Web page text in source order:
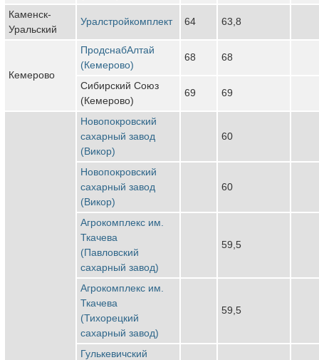
Каменск-
Уральский
Уралстройкомплект 64 63,8
Кемерово
ПродснабАлтай
(Кемерово)
68 68
Сибирский Союз
(Кемерово)
69 69
Новопокровский
сахарный завод
(Викор)
60
Новопокровский
сахарный завод
(Викор)
60
Агрокомплекс им.
Ткачева
(Павловский
сахарный завод)
59,5
Агрокомплекс им.
Ткачева
(Тихорецкий
сахарный завод)
59,5
Гулькевичский